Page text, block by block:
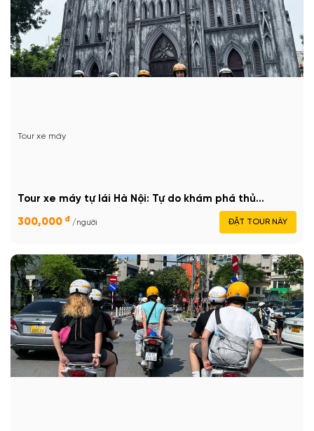
Tour xe máy
Tour xe máy tự lái Hà Nội: Tự do khám phá thủ...
300,000 đ /người ĐẶT TOUR NÀY